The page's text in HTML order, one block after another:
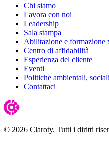
Chi siamo
Lavora con noi
Leadership
Sala stampa
Abilitazione e formazione
Centro di affidabilità
Esperienza del cliente
Eventi
Politiche ambientali,
Contattaci
© 2026 Claroty. Tutti i diritti